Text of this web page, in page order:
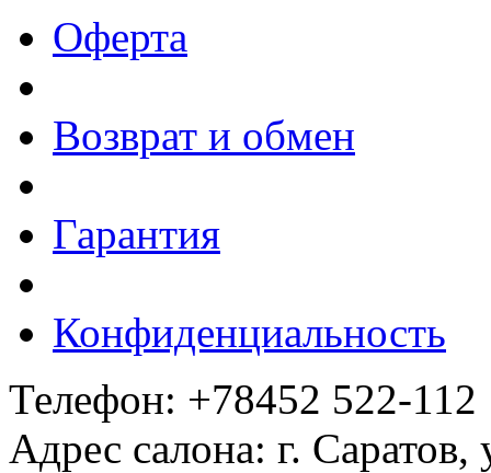
Оферта
Возврат и обмен
Гарантия
Конфиденциальность
Телефон: +78452 522-112
Адрес салона: г. Саратов,